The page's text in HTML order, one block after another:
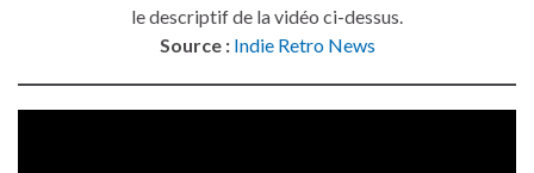
le descriptif de la vidéo ci-dessus.
Source : Indie Retro News